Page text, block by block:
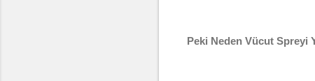
Peki Neden Vücut Spreyi